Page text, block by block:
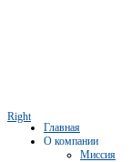
Right
Главная
О компании
Миссия